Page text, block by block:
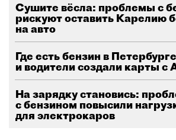
Сушите вёсла: проблемы с
рискуют оставить Карелию
на авто
Где есть бензин в
и водители создали карты с
На зарядку становись:
с бензином повысили
для электрокаров